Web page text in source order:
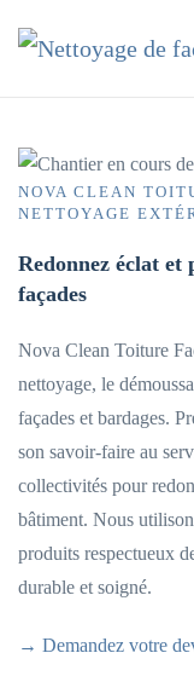
Accéder au
NOVA CLEAN
NETTOYAGE
Redonnez éclat
façades
Nova Clean Toiture
nettoyage, le
façades et bardages.
son savoir-faire au
collectivités pour
bâtiment. Nous
produits respectueux
durable et soigné.
→ Demandez votre